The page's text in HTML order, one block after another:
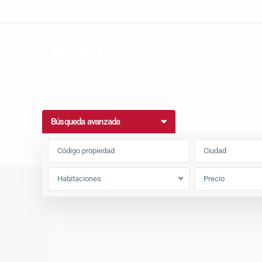
Búsqueda avanzada
Ciudad
Habitaciones
Home Homepage_Los Angeles Demo Elementor